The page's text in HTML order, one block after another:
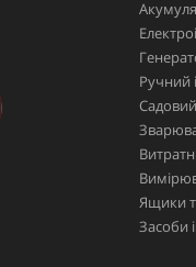
Ручний
Ящики
Засоби